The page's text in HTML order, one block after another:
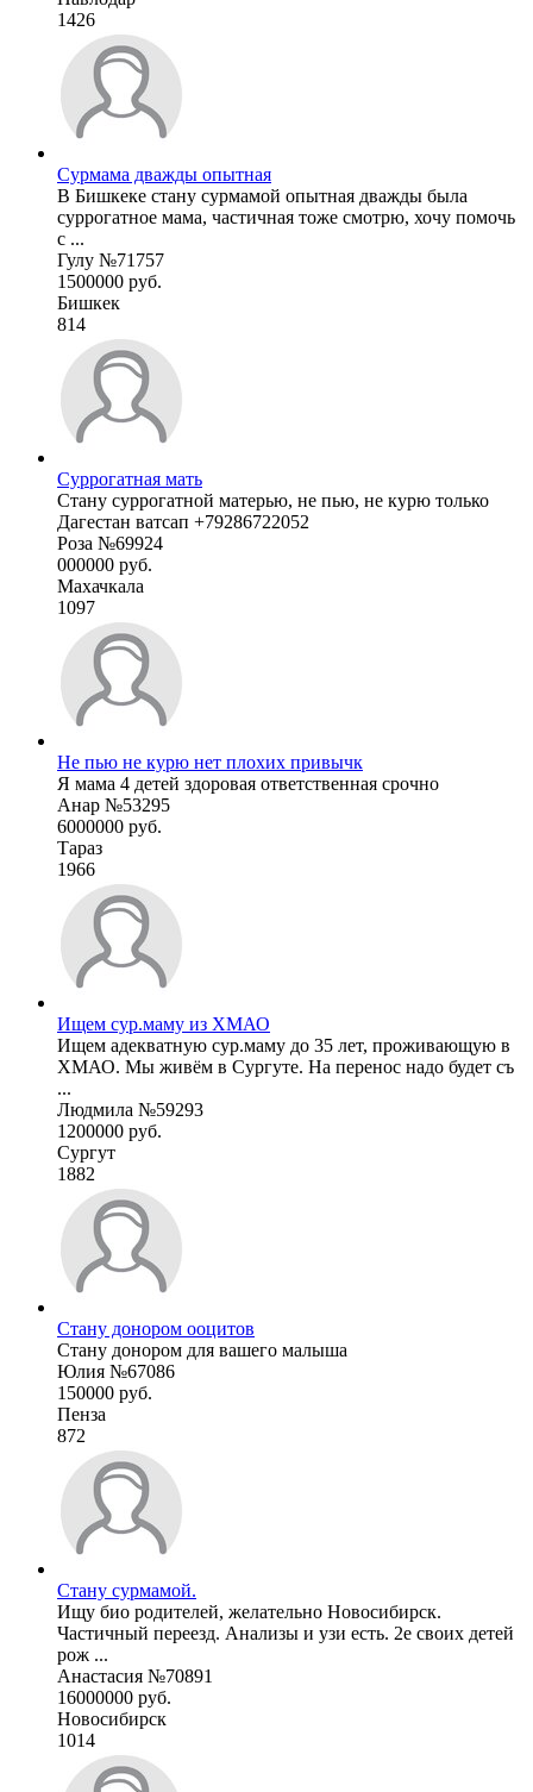
1426
Сурмама дважды опытная
В Бишкеке стану сурмамой опытная дважды была
суррогатное мама, частичная тоже смотрю, хочу помочь
с ...
Гулу №71757
1500000 руб.
Бишкек
814
Суррогатная мать
Стану суррогатной матерью, не пью, не курю только
Дагестан ватсап +79286722052
Роза №69924
000000 руб.
Махачкала
1097
Не пью не курю нет плохих привычк
Я мама 4 детей здоровая ответственная срочно
Анар №53295
6000000 руб.
Тараз
1966
Ищем сур.маму из ХМАО
Ищем адекватную сур.маму до 35 лет, проживающую в
ХМАО. Мы живём в Сургуте. На перенос надо будет съ
...
Людмила №59293
1200000 руб.
Сургут
1882
Стану донором ооцитов
Стану донором для вашего малыша
Юлия №67086
150000 руб.
Пенза
872
Стану сурмамой.
Ищу био родителей, желательно Новосибирск.
Частичный переезд. Анализы и узи есть. 2е своих детей
рож ...
Анастасия №70891
16000000 руб.
Новосибирск
1014